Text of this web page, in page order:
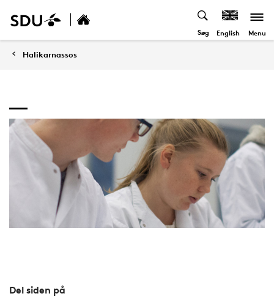
Søg English Menu
Halikarnassos
Del siden på